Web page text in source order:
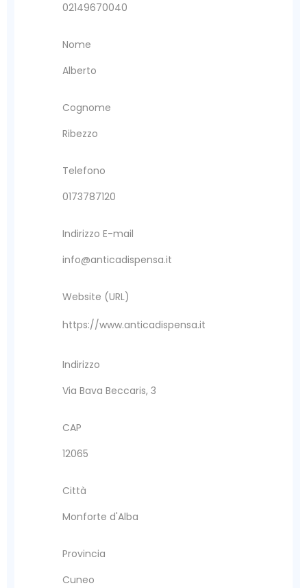
02149670040
Nome
Alberto
Cognome
Ribezzo
Telefono
0173787120
Indirizzo E-mail
info@anticadispensa.it
Website (URL)
https://www.anticadispensa.it
Indirizzo
Via Bava Beccaris, 3
CAP
12065
Città
Monforte d'Alba
Provincia
Cuneo